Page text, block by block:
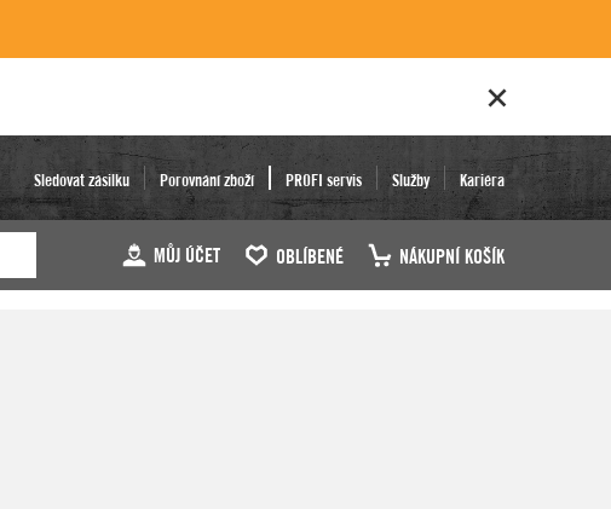
Sledovat zásilku Porovnání zboží PROFI servis Služby Kariéra
MŮJ ÚČET OBLÍBENÉ NÁKUPNÍ KOŠÍK